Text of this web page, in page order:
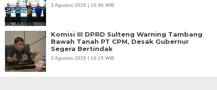
3 Agustus 2026 | 10:48 WIB
Komisi III DPRD Sulteng Warning Tambang
Bawah Tanah PT CPM, Desak Gubernur
Segera Bertindak
2 Agustus 2026 | 19:15 WIB